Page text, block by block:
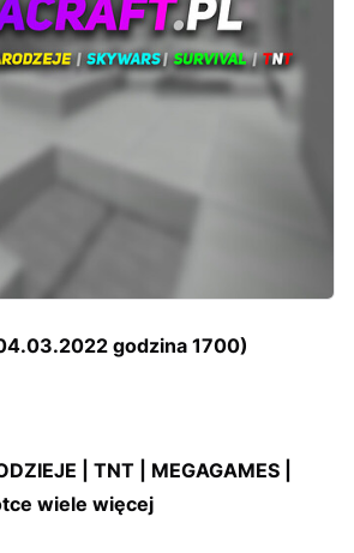
godzina 1700)
| TNT | MEGAGAMES |
wiele więcej